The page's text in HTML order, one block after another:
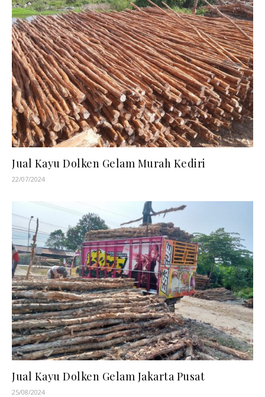
Jual Kayu Dolken Gelam Murah Kediri
22/07/2024
Jual Kayu Dolken Gelam Jakarta Pusat
25/08/2024